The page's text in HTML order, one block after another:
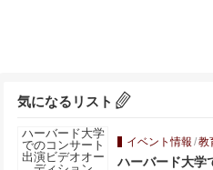
気になるリスト
イベント情報 /教
ハーバード大学